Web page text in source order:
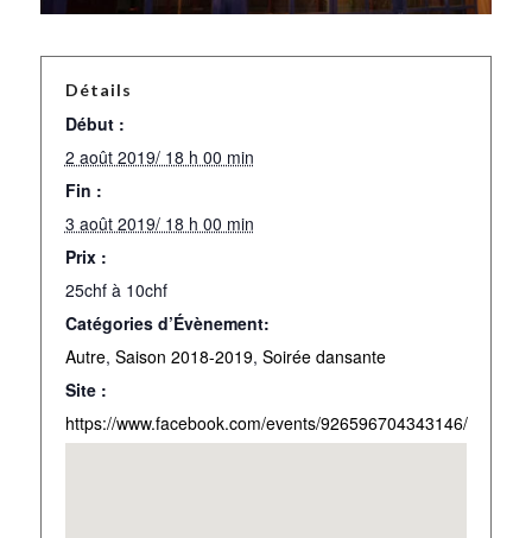
Détails
Début :
2 août 2019/ 18 h 00 min
Fin :
3 août 2019/ 18 h 00 min
Prix :
25chf à 10chf
Catégories d’Évènement:
Autre, Saison 2018-2019, Soirée dansante
Site :
https://www.facebook.com/events/926596704343146/